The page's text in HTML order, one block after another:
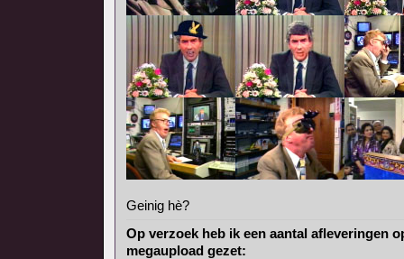
Geinig hè?
Op verzoek heb ik een aantal afleveringen
megaupload gezet: